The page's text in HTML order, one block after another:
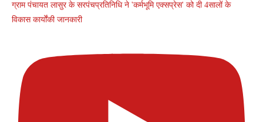
ग्राम पंचायत लासुर के सरपंचप्रतिनिधि ने 'कर्मभूमि एक्सप्रेस' को दी 4सालों के
विकास कार्योंकी जानकारी